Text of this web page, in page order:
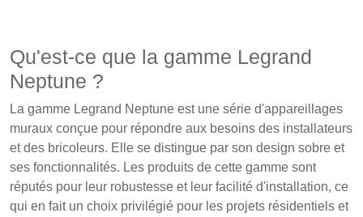
Qu'est-ce que la gamme Legrand
Neptune ?
La gamme Legrand Neptune est une série d'appareillages
muraux conçue pour répondre aux besoins des installateurs
et des bricoleurs. Elle se distingue par son design sobre et
ses fonctionnalités. Les produits de cette gamme sont
réputés pour leur robustesse et leur facilité d'installation, ce
qui en fait un choix privilégié pour les projets résidentiels et